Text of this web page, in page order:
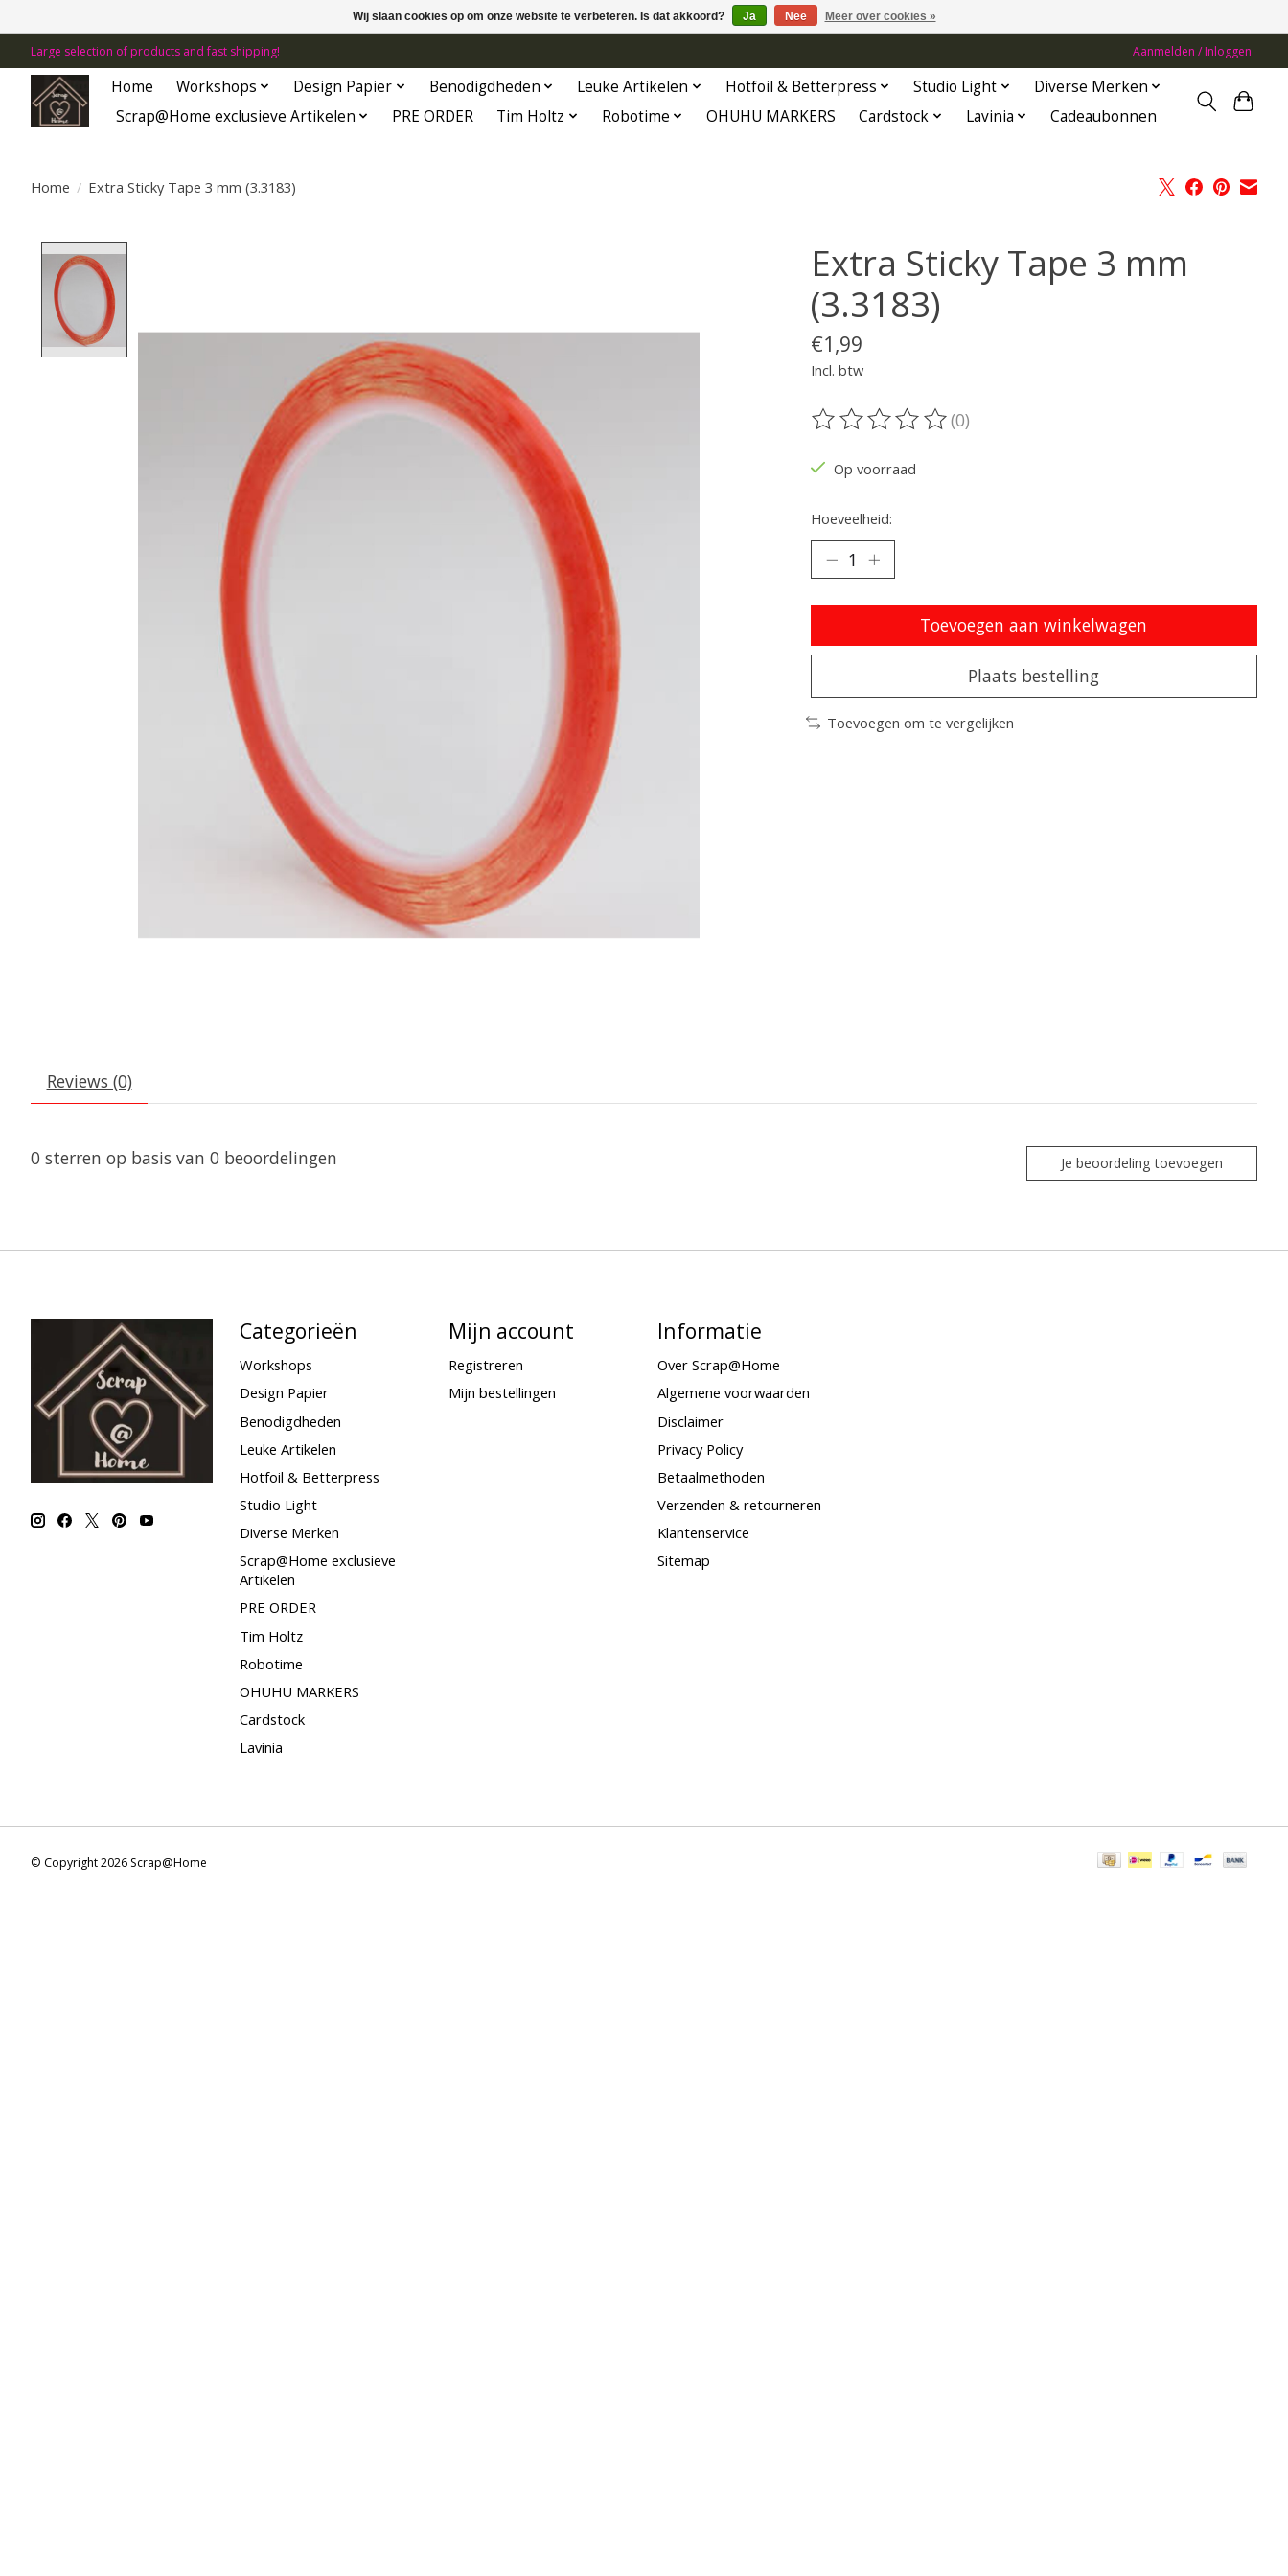
Large selection of products and fast shipping! Aanmelden / Inloggen
Home Workshops Design Papier Benodigdheden Leuke Artikelen Hotfoil & Betterpress Studio Light
Diverse Merken
Scrap@Home exclusieve Artikelen
PRE ORDER Tim Holtz Robotime OHUHU MARKERS Cardstock Lavinia Cadeaubonnen
Home / Extra Sticky Tape 3 mm (3.3183)
Extra Sticky Tape 3 mm
(3.3183)
€1,99
Incl. btw
De beoordeling van dit product is
(0)
Op voorraad
Hoeveelheid:
Toevoegen aan winkelwagen
Plaats bestelling
Toevoegen om te vergelijken
Reviews (0)
0 sterren op basis van 0 beoordelingen Je beoordeling toevoegen
Categorieën
Workshops
Design Papier
Benodigdheden
Leuke Artikelen
Hotfoil & Betterpress
Studio Light
Diverse Merken
Scrap@Home exclusieve
Artikelen
PRE ORDER
Tim Holtz
Robotime
OHUHU MARKERS
Cardstock
Lavinia
Mijn account
Registreren
Mijn bestellingen
Informatie
Over Scrap@Home
Algemene voorwaarden
Disclaimer
Privacy Policy
Betaalmethoden
Verzenden & retourneren
Klantenservice
Sitemap
© Copyright 2026 Scrap@Home
Wij slaan cookies op om onze website te verbeteren. Is dat akkoord? Ja Nee Meer over cookies »